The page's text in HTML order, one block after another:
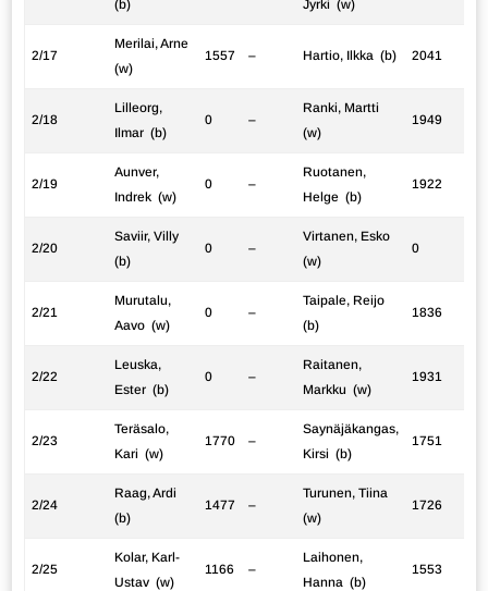
(b) Jyrki (w)
2/17
Merilai, Arne
(w)
1557 – Hartio, Ilkka (b) 2041
2/18
Lilleorg,
Ilmar (b)
0 –
Ranki, Martti
(w)
1949
2/19
Aunver,
Indrek (w)
0 –
Ruotanen,
Helge (b)
1922
2/20
Saviir, Villy
(b)
0 –
Virtanen, Esko
(w)
0
2/21
Murutalu,
Aavo (w)
0 –
Taipale, Reijo
(b)
1836
2/22
Leuska,
Ester (b)
0 –
Raitanen,
Markku (w)
1931
2/23
Teräsalo,
Kari (w)
1770 –
Saynäjäkangas,
Kirsi (b)
1751
2/24
Raag, Ardi
(b)
1477 –
Turunen, Tiina
(w)
1726
2/25
Kolar, Karl-
Ustav (w)
1166 –
Laihonen,
Hanna (b)
1553